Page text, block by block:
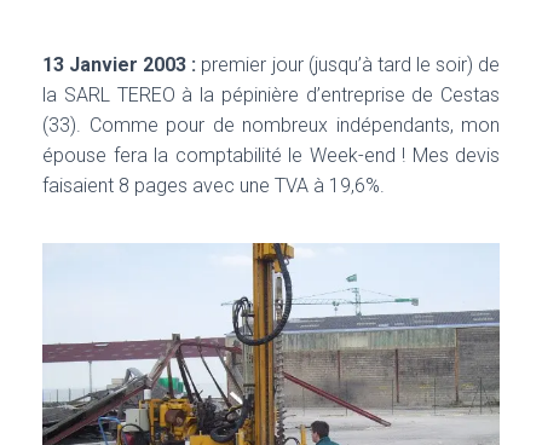
13 Janvier 2003 : premier jour (jusqu’à tard le soir) de
la SARL TEREO à la pépinière d’entreprise de Cestas
(33). Comme pour de nombreux indépendants, mon
épouse fera la comptabilité le Week-end ! Mes devis
faisaient 8 pages avec une TVA à 19,6%.